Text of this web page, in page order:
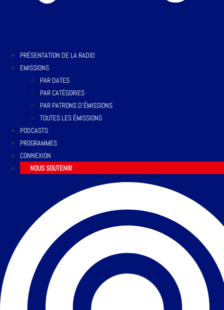
PRÉSENTATION DE LA RADIO
EMISSIONS
PAR DATES
PAR CATÉGORIES
PAR PATRONS D’ÉMISSIONS
TOUTES LES ÉMISSIONS
PODCASTS
PROGRAMMES
CONNEXION
NOUS SOUTENIR